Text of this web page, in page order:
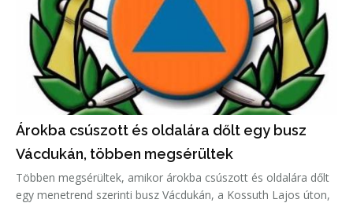
Árokba csúszott és oldalára dőlt egy busz
Vácdukán, többen megsérültek
Többen megsérültek, amikor árokba csúszott és oldalára dőlt
egy menetrend szerinti busz Vácdukán, a Kossuth Lajos úton,